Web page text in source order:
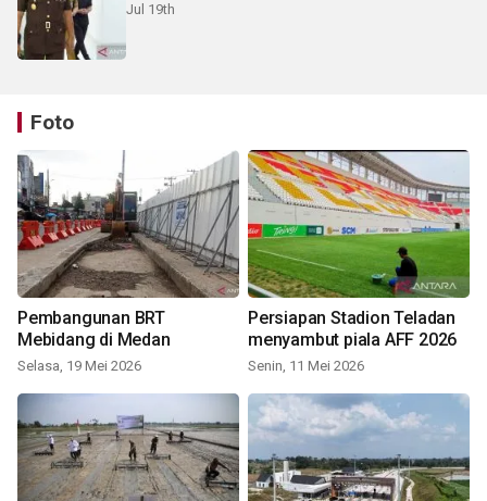
Jul 19th
Foto
Pembangunan BRT
Mebidang di Medan
Selasa, 19 Mei 2026
Persiapan Stadion Teladan
menyambut piala AFF 2026
Senin, 11 Mei 2026